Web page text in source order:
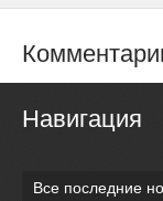
Навигация
Все последние